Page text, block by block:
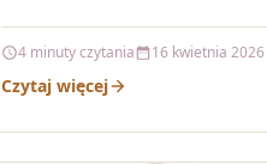
4 minuty czytania 16 kwietnia 2026
Czytaj więcej